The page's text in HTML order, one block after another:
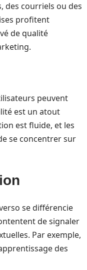
des courriels ou des
profitent
de qualité
peuvent
est un atout
est fluide, et les
se concentrer sur
se différencie
de signaler
Par exemple,
des